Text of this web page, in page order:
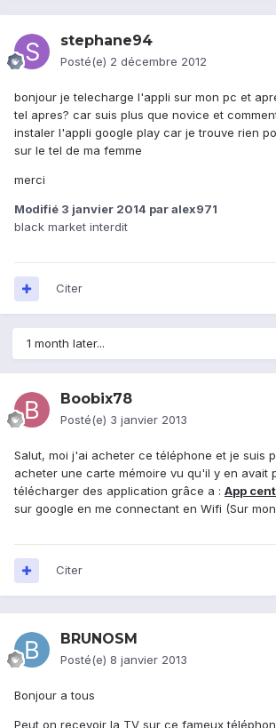
stephane94
Posté(e) 2 décembre 2012
bonjour je telecharge l'appli sur mon pc et
tel apres? car suis plus que novice et
instaler l'appli google play car je trouve rien
sur le tel de ma femme
merci
Modifié 3 janvier 2014 par alex971
black market interdit
Citer
1 month later...
Boobix78
Posté(e) 3 janvier 2013
Salut, moi j'ai acheter ce téléphone et je suis
acheter une carte mémoire vu qu'il y en avait
télécharger des application grâce a : App
sur google en me connectant en Wifi (Sur
Citer
BRUNOSM
Posté(e) 8 janvier 2013
Bonjour a tous
Peut on recevoir la TV sur ce fameux